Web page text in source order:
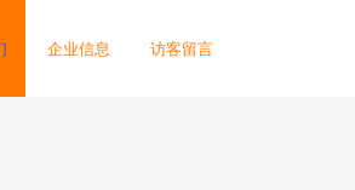
企业信息 访客留言